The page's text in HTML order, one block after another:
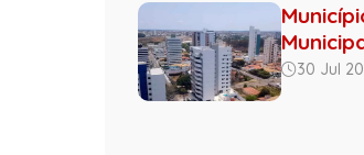
30 Jul